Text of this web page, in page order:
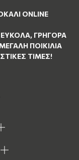
ΟNLINE
ΓΡΉΓΟΡΑ
ΠΟΙΚΙΛΊΑ
ΤΙΜΈΣ!